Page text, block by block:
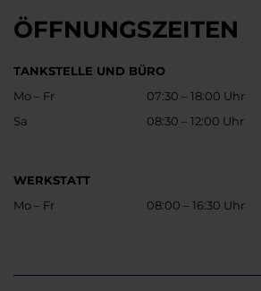
ÖFFNUNGSZEITEN
TANKSTELLE UND BÜRO
Mo – Fr
Sa
07:30 – 18:00 Uhr
08:30 – 12:00 Uhr
WERKSTATT
Mo – Fr
08:00 – 16:30 Uhr